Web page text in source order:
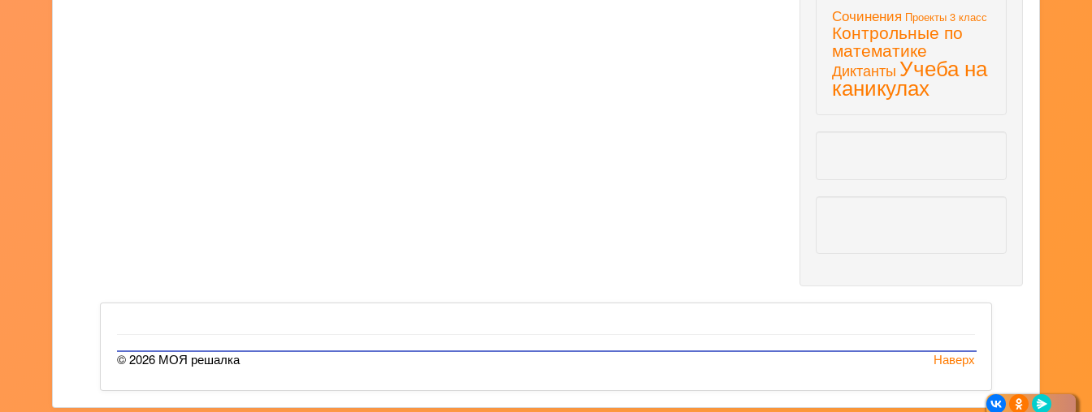
Сочинения Проекты 3 класс
Контрольные по
математике
Диктанты Учеба на
каникулах
Наверх
© 2026 МОЯ решалка